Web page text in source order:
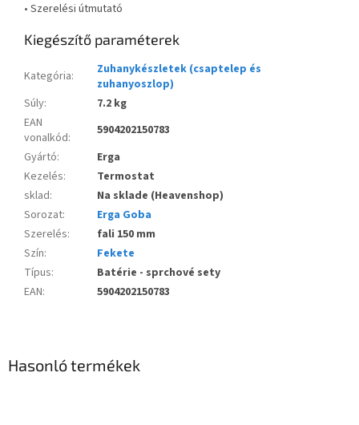
• Szerelési útmutató
Kiegészítő paraméterek
Kategória:
Zuhanykészletek (csaptelep és
zuhanyoszlop)
Súly:
7.2 kg
EAN
vonalkód:
5904202150783
Gyártó:
Erga
Kezelés:
Termostat
sklad:
Na sklade (Heavenshop)
Sorozat:
Erga Goba
Szerelés:
fali 150 mm
Szín:
Fekete
Típus:
Batérie - sprchové sety
EAN: 5904202150783
Hasonló termékek